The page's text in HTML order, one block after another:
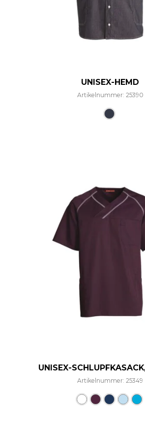
UNISEX-HEMD
Artikelnummer: 25390
UNISEX-
Artikelnummer: 25349